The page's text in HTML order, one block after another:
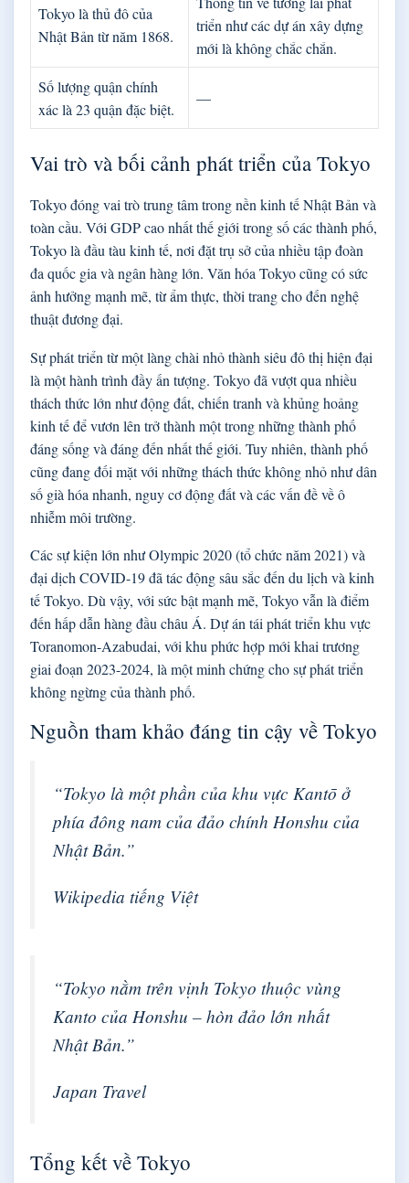
Tokyo là thủ đô của
Nhật Bản từ năm 1868.
triển như các dự án xây dựng
mới là không chắc chắn.
Số lượng quận chính
xác là 23 quận đặc biệt.
—
Vai trò và bối cảnh phát triển của Tokyo
Tokyo đóng vai trò trung tâm trong nền kinh tế Nhật Bản và
toàn cầu. Với GDP cao nhất thế giới trong số các thành phố,
Tokyo là đầu tàu kinh tế, nơi đặt trụ sở của nhiều tập đoàn
đa quốc gia và ngân hàng lớn. Văn hóa Tokyo cũng có sức
ảnh hưởng mạnh mẽ, từ ẩm thực, thời trang cho đến nghệ
thuật đương đại.
Sự phát triển từ một làng chài nhỏ thành siêu đô thị hiện đại
là một hành trình đầy ấn tượng. Tokyo đã vượt qua nhiều
thách thức lớn như động đất, chiến tranh và khủng hoảng
kinh tế để vươn lên trở thành một trong những thành phố
đáng sống và đáng đến nhất thế giới. Tuy nhiên, thành phố
cũng đang đối mặt với những thách thức không nhỏ như dân
số già hóa nhanh, nguy cơ động đất và các vấn đề về ô
nhiễm môi trường.
Các sự kiện lớn như Olympic 2020 (tổ chức năm 2021) và
đại dịch COVID-19 đã tác động sâu sắc đến du lịch và kinh
tế Tokyo. Dù vậy, với sức bật mạnh mẽ, Tokyo vẫn là điểm
đến hấp dẫn hàng đầu châu Á. Dự án tái phát triển khu vực
Toranomon-Azabudai, với khu phức hợp mới khai trương
giai đoạn 2023-2024, là một minh chứng cho sự phát triển
không ngừng của thành phố.
Nguồn tham khảo đáng tin cậy về Tokyo
“Tokyo là một phần của khu vực Kantō ở
phía đông nam của đảo chính Honshu của
Nhật Bản.”
Wikipedia tiếng Việt
“Tokyo nằm trên vịnh Tokyo thuộc vùng
Kanto của Honshu – hòn đảo lớn nhất
Nhật Bản.”
Japan Travel
Tổng kết về Tokyo